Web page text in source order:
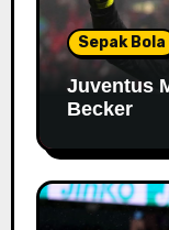
Sepak Bola
Juventus
Becker